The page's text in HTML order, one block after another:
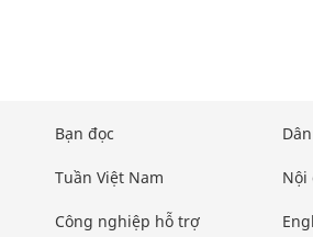
Bạn đọc
Tuần Việt Nam
Công nghiệp hỗ trợ
Nội